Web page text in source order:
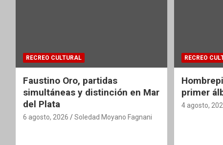
RECREO CULTURAL
Faustino Oro, partidas
simultáneas y distinción en Mar
del Plata
6 agosto, 2026 Soledad Moyano Fagnani
RECREO
primer
4 agosto,